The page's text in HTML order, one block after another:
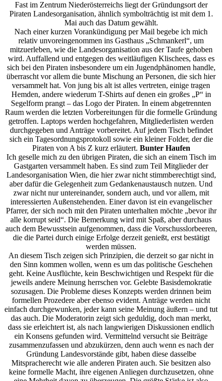
Fast im Zentrum Niederösterreichs liegt der Gründungsort der
Piraten Landesorganisation, ähnlich symbolträchtig ist mit dem 1.
Mai auch das Datum gewählt.
Nach einer kurzen Vorankündigung per Mail begebe ich mich
relativ unvoreingenommen ins Gasthaus „Schmankerl“, um
mitzuerleben, wie die Landesorganisation aus der Taufe gehoben
wird. Auffallend und entgegen des weitläufigen Klischees, dass es
sich bei den Piraten insbesondere um ein Jugendphänomen handle,
überrascht vor allem die bunte Mischung an Personen, die sich hier
versammelt hat. Von jung bis alt ist alles vertreten, einige tragen
Hemden, andere wiederum T-Shirts auf denen ein großes „P“ in
Segelform prangt – das Logo der Piraten. In einem abgetrennten
Raum werden die letzten Vorbereitungen für die formelle Gründung
getroffen. Laptops werden hochgefahren, Mitgliederlisten werden
durchgegeben und Anträge vorbereitet. Auf jedem Tisch befindet
sich ein Tagesordnungsprotokoll sowie ein kleiner Folder, der die
Piraten von A bis Z kurz erläutert. Bunter Haufen
Ich geselle mich zu den übrigen Piraten, die sich an einem Tisch im
Gastgarten versammelt haben. Es sind zum Teil Mitglieder der
Landesorganisation Wien, die hier zwar nicht stimmberechtigt sind,
aber dafür die Gelegenheit zum Gedankenaustausch nutzen. Und
zwar nicht nur untereinander, sondern auch, und vor allem, mit
interessierten Außenstehenden. Einer davon ist ein evangelischer
Pfarrer, der sich noch mit den Piraten unterhalten möchte „bevor ihr
alle korrupt seid“. Die Bemerkung wird mit Spaß, aber durchaus
auch dem Bewusstsein aufgenommen, dass die Vorschusslorbeeren,
die die Partei durch einige Erfolge derzeit genießt, erst bestätigt
werden müssen.
An diesem Tisch zeigen sich Prinzipien, die derzeit so gar nicht in
den Sinn kommen wollen, wenn es um das politische Geschehen
geht. Keine Ausflüchte, kein Beschwichtigen und Respekt für die
jeweils andere Meinung herrschen vor. Gelebte Basisdemokratie
sozusagen. Die Probleme dieses Konzepts werden drinnen beim
formellen Prozedere aber ebenso evident. Anträge werden nicht
einfach durchgewunken, jeder kann seine Meinung äußern – und tut
das auch. Die Moderatorin zeigt sich geduldig, doch man merkt,
dass sie erleichtert ist, als nach langwierigen Diskussionen endlich
ein Konsens gefunden wird. Vermittelnd versucht sie Beiträge
zusammenzufassen und abzukürzen, denn auch wenn es nach der
Gründung Landesvorstände gibt, haben diese dasselbe
Mitspracherecht wie alle anderen Piraten auch. Sie besitzen also
keine formelle Macht, ihre eigenen Anliegen durchzusetzen, ohne